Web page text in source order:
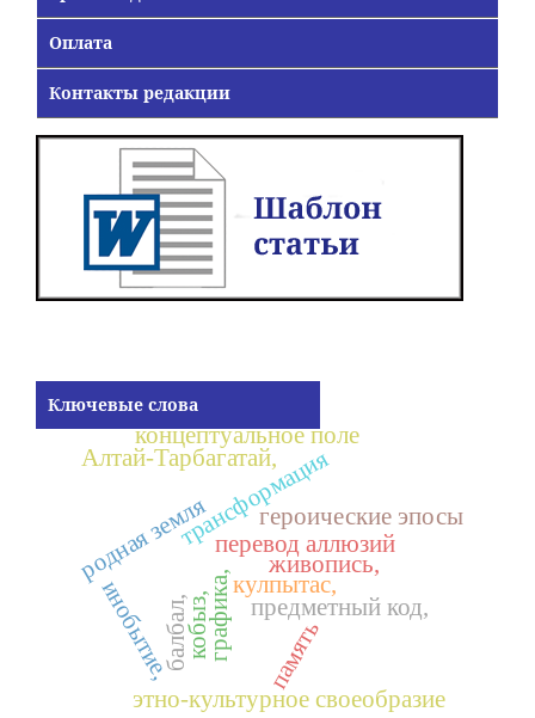
Оплата
Контакты редакции
Ключевые слова
живопись,
графика,
кобыз,
балбал,
кулпытас,
предметный код,
инобытие, память
перевод аллюзий
трансформация
этно-культурное своеобразие
Алтай-Тарбагатай,
концептуальное поле
родная земля героические эпосы